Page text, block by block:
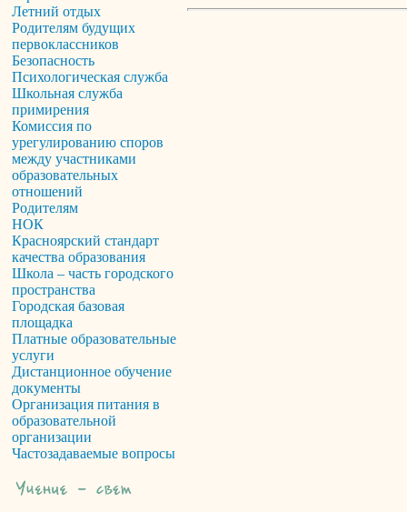
Летний отдых
Родителям будущих
первоклассников
Безопасность
Психологическая служба
Школьная служба
примирения
Комиссия по
урегулированию споров
между участниками
образовательных
отношений
Родителям
НОК
Красноярский стандарт
качества образования
Школа – часть городского
пространства
Городская базовая
площадка
Платные образовательные
услуги
Дистанционное обучение
документы
Организация питания в
образовательной
организации
Частозадаваемые вопросы